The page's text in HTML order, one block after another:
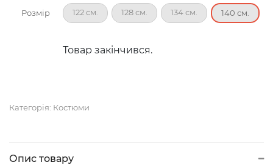
Розмір 122 см. 128 см. 134 см. 140 см.
Товар закінчився.
Категорія: Костюми
Опис товару